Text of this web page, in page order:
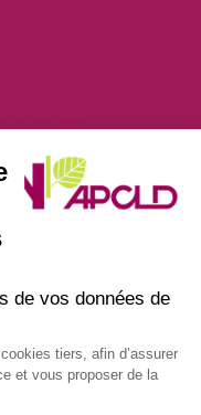
:
de vos données de
tiers, afin d’assurer
et vous proposer de la